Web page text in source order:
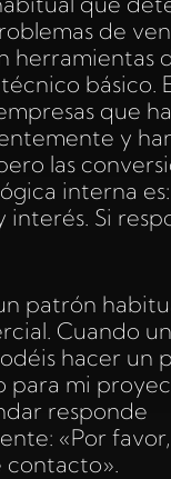
de
herramientas
básico.
que
y
las
interna
interés. Si
patrón
Cuando
hacer un
para mi
responde
«Por